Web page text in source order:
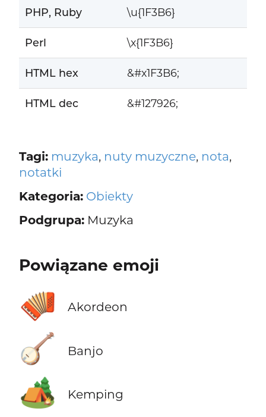
PHP, Ruby \u{1F3B6}
Perl \x{1F3B6}
HTML hex &#x1F3B6;
HTML dec &#127926;
Tagi: muzyka, nuty muzyczne, nota,
notatki
Kategoria: Obiekty
Podgrupa:Muzyka
Powiązane emoji
🪗 Akordeon
🪕 Banjo
🏕️ Kemping